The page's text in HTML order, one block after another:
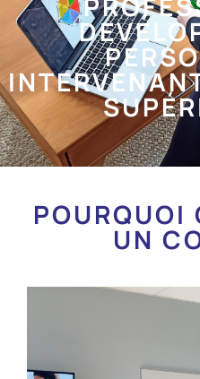
POURQUOI
UN